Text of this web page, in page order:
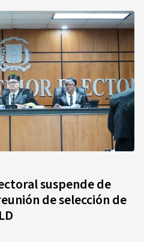
suspende de
de selección de